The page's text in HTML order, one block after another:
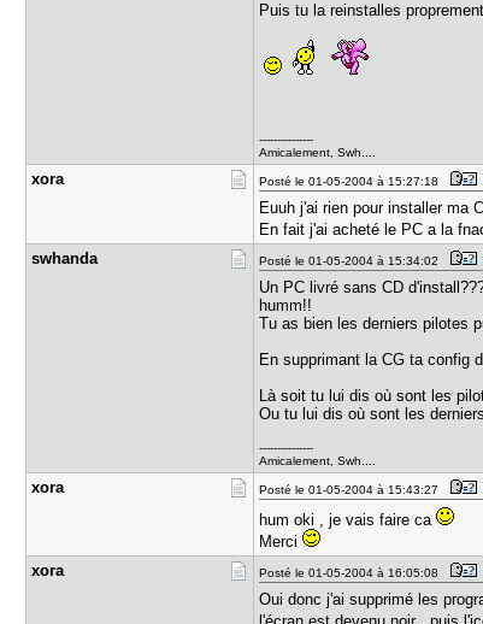
Puis tu la reinstalles
---------------
Amicalement, Swh....
xora Posté le 01-05-2004 à 15:27:18
Euuh j'ai rien pour installer ma
En fait j'ai acheté le PC a la
swhanda
Posté le 01-05-2004 à 15:34:02
Un PC livré sans CD
humm!!
Tu as bien les derniers pilotes
En supprimant la CG ta config
Là soit tu lui dis où sont les
Ou tu lui dis où sont les
---------------
Amicalement, Swh....
xora Posté le 01-05-2004 à 15:43:27
hum oki , je vais faire ca
Merci
xora
Posté le 01-05-2004 à 16:05:08
Oui donc j'ai supprimé les